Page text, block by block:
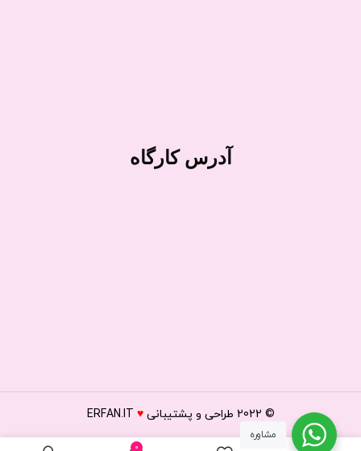
آدرس کارگاه
© 2022 طراحی و پشتیبانی ♥
ERFAN.IT
مشاوره
0